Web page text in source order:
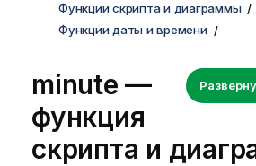
Функции скрипта и диаграммы
Функции даты и времени
minute —
функция
скриптa и